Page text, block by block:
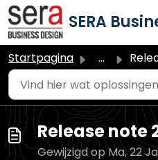
Doorgaan naar
Startpagina ...
Release note
Gewijzigd op Ma, 22